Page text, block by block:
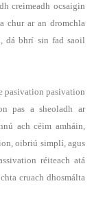
creimeadh ocsaigin
chur ar an dromchla
dá bhrí sin fad saoil
pasivation pasivation
pas a sheoladh ar
ach céim amháin,
oibriú simplí, agus
réiteach atá
cruach dhosmálta